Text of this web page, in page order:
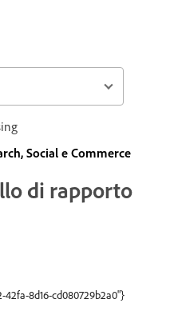
Social e Commerce
di rapporto
42fa-8d16-cd080729b2a0"}